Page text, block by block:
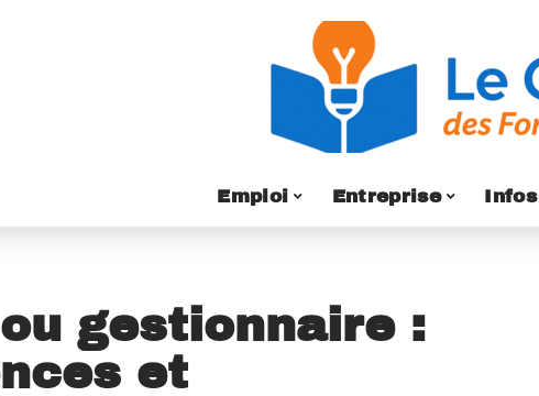
Emploi Entreprise Infos
gestionnaire :
et